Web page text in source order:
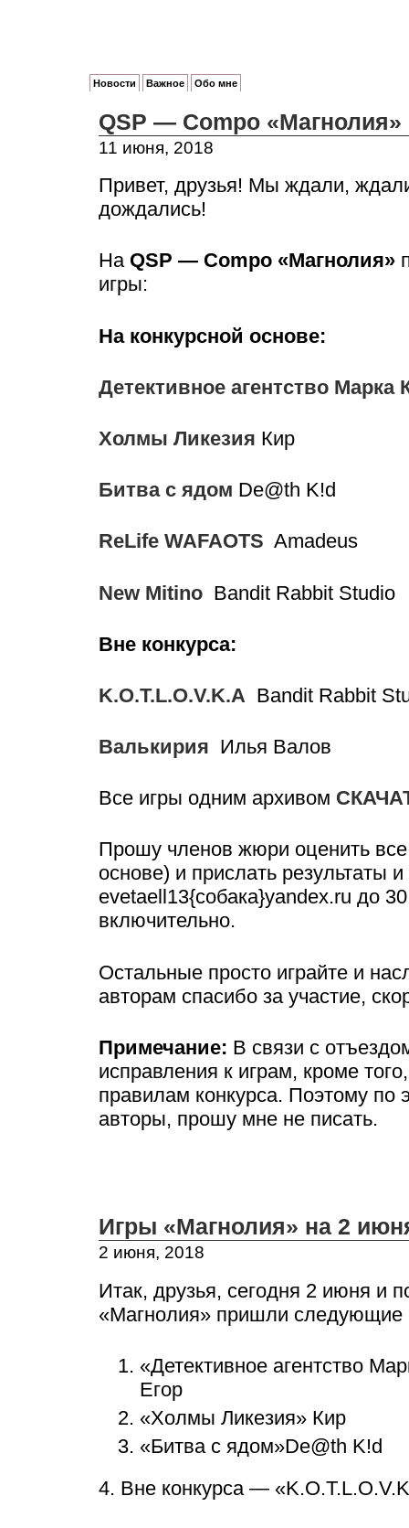
Новости Важное Обо мне
QSP — Compo
11 июня, 2018
Привет, друзья! Мы ждали,
дождались!
На QSP — Compo «Магнолия»
игры:
На конкурсной основе:
Детективное агентство Марка
Холмы Ликезия Кир
Битва с ядом De@th K!d
ReLife WAFAOTS Amadeus
New Mitino Bandit Rabbit Studio
Вне конкурса:
K.O.T.L.O.V.K.A Bandit Rabbit
Валькирия Илья Валов
Все игры одним архивом
Прошу членов жюри оценить все
основе) и прислать результаты
evetaell13{собака}yandex.ru до
включительно.
Остальные просто играйте и
авторам спасибо за участие,
Примечание: В связи с
исправления к играм, кроме
правилам конкурса. Поэтому по
авторы, прошу мне не писать.
Игры «Магнолия» на 2
2 июня, 2018
Итак, друзья, сегодня 2 июня и
«Магнолия» пришли следующие
«Детективное агентство
Егор
«Холмы Ликезия» Кир
«Битва с ядом»De@th K!d
4. Вне конкурса —